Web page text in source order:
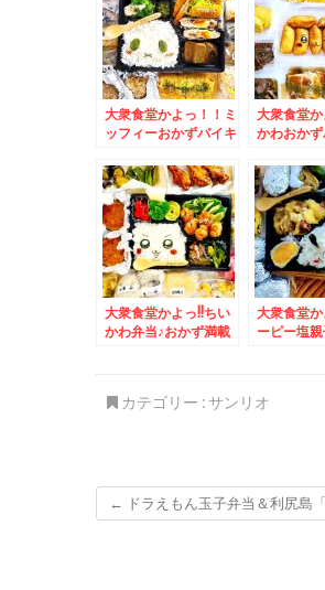
焼き定食」(*´艸`*)
ャップ」
大衆食堂かよっ！！ミ
ッフィーおかずバイキ
援！福井県ソウルフー
ド越前銘菓「水羊か
ん」うまっ(*´艸`*)
大衆食堂
かわおか
ン」さん
メン」「
たよ～(*´
大衆食堂かよっ!!ちい
かわ弁当♪おかず満載
リー」の「塩ソフトク
大衆食堂か
ーピー塩
３５０円で
カテゴリー :サンリオ
← ドラえもん玉子弁当＆利尻